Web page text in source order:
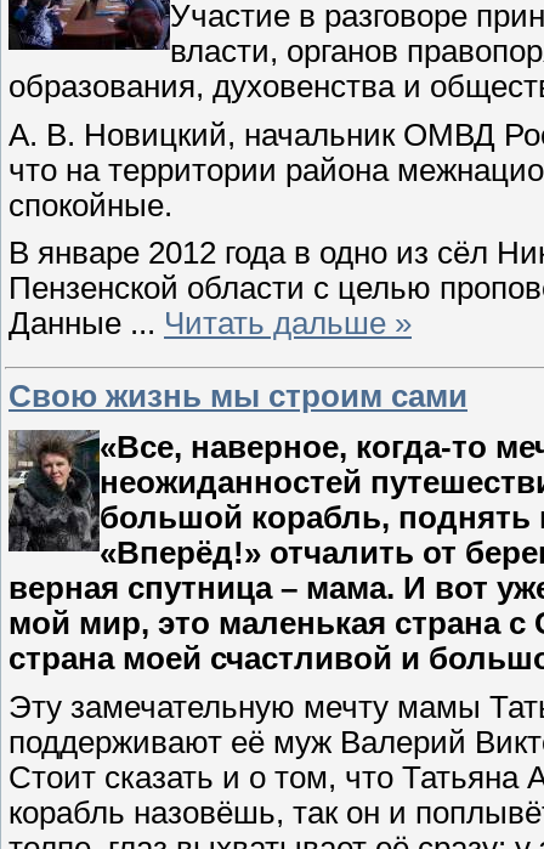
Участие в разговоре
власти, органов
образования, духовенства и
А. В. Новицкий, начальник ОМВД
что на территории района
спокойные.
В январе 2012 года в одно из сёл
Пензенской области с целью
Данные ... Читать дальше »
Свою жизнь мы строим сами
«Все, наверное, когда-то
неожиданностей
большой корабль, поднять
«Вперёд!» отчалить от
верная спутница – мама. И вот
мой мир, это маленькая страна
страна моей счастливой и
Эту замечательную мечту мамы
поддерживают её муж Валерий
Стоит сказать и о том, что Татьяна
корабль назовёшь, так он и